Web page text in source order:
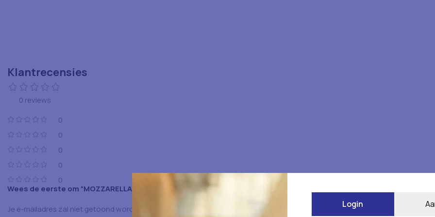
Klantrecensies
0 reviews
0
0
0
0
0
Wees de eerste om “MOZZARELLA PUUR 40+ 2KG ZAK” te beoordelen
Je e-mailadres zal niet getoond worden.
Vereiste velden zijn gemarkeerd met
Login